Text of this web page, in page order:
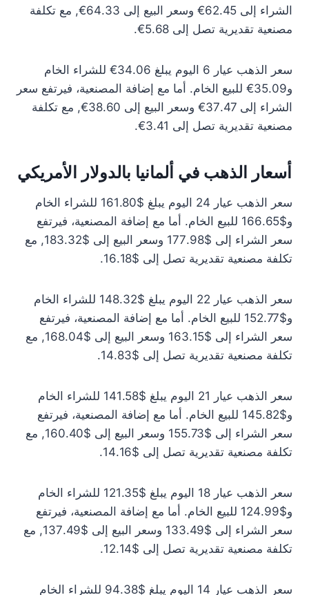
الشراء إلى 62.45€ وسعر البيع إلى 64.33€, مع تكلفة
مصنعية تقديرية تصل إلى 5.68€.
سعر الذهب عيار 6 اليوم يبلغ 34.06€ للشراء الخام
و35.09€ للبيع الخام. أما مع إضافة المصنعية، فيرتفع سعر
الشراء إلى 37.47€ وسعر البيع إلى 38.60€, مع تكلفة
مصنعية تقديرية تصل إلى 3.41€.
أسعار الذهب في ألمانيا بالدولار الأمريكي
سعر الذهب عيار 24 اليوم يبلغ $161.80 للشراء الخام
و$166.65 للبيع الخام. أما مع إضافة المصنعية، فيرتفع
سعر الشراء إلى $177.98 وسعر البيع إلى $183.32, مع
تكلفة مصنعية تقديرية تصل إلى $16.18.
سعر الذهب عيار 22 اليوم يبلغ $148.32 للشراء الخام
و$152.77 للبيع الخام. أما مع إضافة المصنعية، فيرتفع
سعر الشراء إلى $163.15 وسعر البيع إلى $168.04, مع
تكلفة مصنعية تقديرية تصل إلى $14.83.
سعر الذهب عيار 21 اليوم يبلغ $141.58 للشراء الخام
و$145.82 للبيع الخام. أما مع إضافة المصنعية، فيرتفع
سعر الشراء إلى $155.73 وسعر البيع إلى $160.40, مع
تكلفة مصنعية تقديرية تصل إلى $14.16.
سعر الذهب عيار 18 اليوم يبلغ $121.35 للشراء الخام
و$124.99 للبيع الخام. أما مع إضافة المصنعية، فيرتفع
سعر الشراء إلى $133.49 وسعر البيع إلى $137.49, مع
تكلفة مصنعية تقديرية تصل إلى $12.14.
سعر الذهب عيار 14 اليوم يبلغ $94.38 للشراء الخام